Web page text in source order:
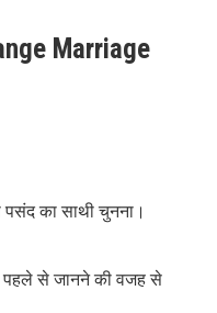
Marriage
का साथी चुनना।
से जानने की वजह से